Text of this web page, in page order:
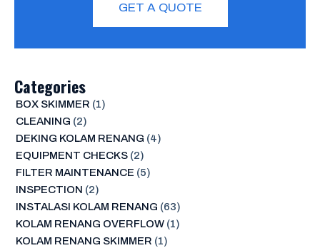
GET A QUOTE
Categories
BOX SKIMMER (1)
CLEANING (2)
DEKING KOLAM RENANG (4)
EQUIPMENT CHECKS(2)
FILTER MAINTENANCE (5)
INSPECTION (2)
INSTALASI KOLAM RENANG (63)
KOLAM RENANG OVERFLOW(1)
KOLAM RENANG SKIMMER (1)